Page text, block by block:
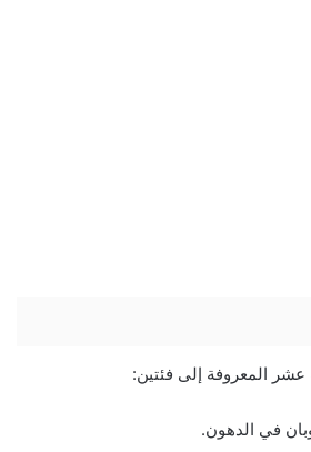
عشر المعروفة إلى فئتين:
في الدهون.